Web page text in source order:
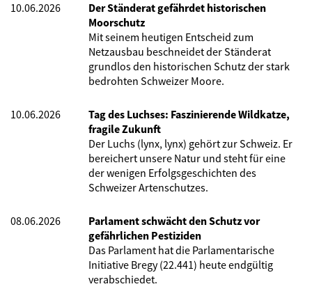
10.06.2026
Der Ständerat gefährdet historischen
Moorschutz
Mit seinem heutigen Entscheid zum
Netzausbau beschneidet der Ständerat
grundlos den historischen Schutz der stark
bedrohten Schweizer Moore.
10.06.2026
Tag des Luchses: Faszinierende Wildkatze,
fragile Zukunft
Der Luchs (lynx, lynx) gehört zur Schweiz. Er
bereichert unsere Natur und steht für eine
der wenigen Erfolgsgeschichten des
Schweizer Artenschutzes.
08.06.2026
Parlament schwächt den Schutz vor
gefährlichen Pestiziden
Das Parlament hat die Parlamentarische
Initiative Bregy (22.441) heute endgültig
verabschiedet.